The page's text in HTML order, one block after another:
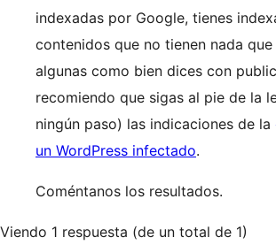
indexadas por Google, tienes
contenidos que no tienen nada
algunas como bien dices con
recomiendo que sigas al pie de la
ningún paso) las indicaciones de la
un WordPress infectado.
Coméntanos los resultados.
Viendo 1 respuesta (de un total de 1)